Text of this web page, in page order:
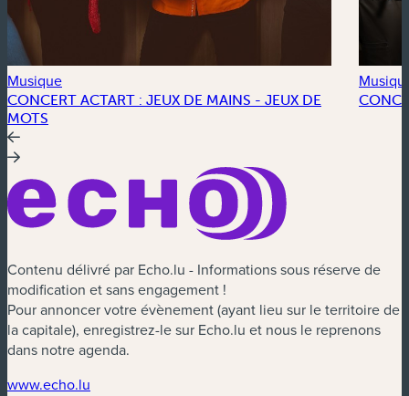
Musique
CONCERT ACTART : JEUX DE MAINS - JEUX DE
MOTS
Contenu délivré par Echo.lu - Informations sous réserve de
modification et sans engagement !
Pour annoncer votre évènement (ayant lieu sur le territoire de
la capitale), enregistrez-le sur Echo.lu et nous le reprenons
dans notre agenda.
www.echo.lu